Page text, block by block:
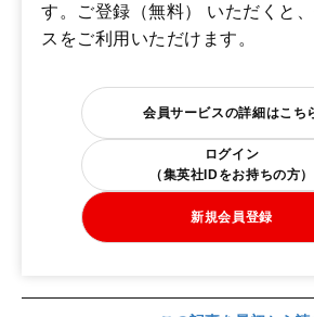
す。ご登録（無料） いただくと
スをご利用いただけます。
会員サービスの詳細はこち
ログイン
（集英社IDをお持ちの方）
新規会員登録